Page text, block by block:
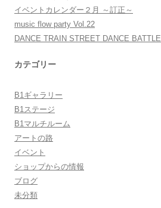
イベントカレンダー２月 ～訂正～
music flow party Vol.22
DANCE TRAIN STREET DANCE BATTLE
カテゴリー
B1ギャラリー
B1ステージ
B1マルチルーム
アートの路
イベント
ショップからの情報
ブログ
未分類